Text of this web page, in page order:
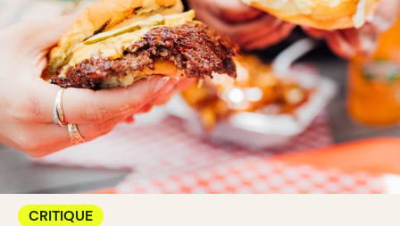
CRITIQUE